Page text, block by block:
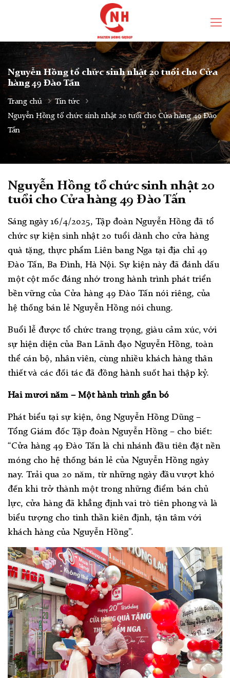
Nguyễn Hồng tổ chức sinh nhật 20 tuổi cho Cửa
hàng 49 Đào Tấn
Trang chủ
Tin tức
Nguyễn Hồng tổ chức sinh nhật 20 tuổi cho Cửa hàng 49 Đào
Tấn
Nguyễn Hồng tổ chức sinh nhật 20
tuổi cho Cửa hàng 49 Đào Tấn
Sáng ngày 16/4/2025, Tập đoàn Nguyễn Hồng đã tổ
chức sự kiện sinh nhật 20 tuổi dành cho cửa hàng
quà tặng, thực phẩm Liên bang Nga tại địa chỉ 49
Đào Tấn, Ba Đình, Hà Nội. Sự kiện này đã đánh dấu
một cột mốc đáng nhớ trong hành trình phát triển
bền vững của Cửa hàng 49 Đào Tấn nói riêng, của
hệ thống bán lẻ Nguyễn Hồng nói chung.
Buổi lễ được tổ chức trang trọng, giàu cảm xúc, với
sự hiện diện của Ban Lãnh đạo Nguyễn Hồng, toàn
thể cán bộ, nhân viên, cùng nhiều khách hàng thân
thiết và các đối tác đã đồng hành suốt hai thập kỷ.
Hai mươi năm – Một hành trình gắn bó
Phát biểu tại sự kiện, ông Nguyễn Hồng Dũng –
Tổng Giám đốc Tập đoàn Nguyễn Hồng – cho biết:
“Cửa hàng 49 Đào Tấn là chi nhánh đầu tiên đặt nền
móng cho hệ thống bán lẻ của Nguyễn Hồng ngày
nay. Trải qua 20 năm, từ những ngày đầu vượt khó
đến khi trở thành một trong những điểm bán chủ
lực, cửa hàng đã khẳng định vai trò tiên phong và là
biểu tượng cho tinh thần kiên định, tận tâm với
khách hàng của Nguyễn Hồng”.